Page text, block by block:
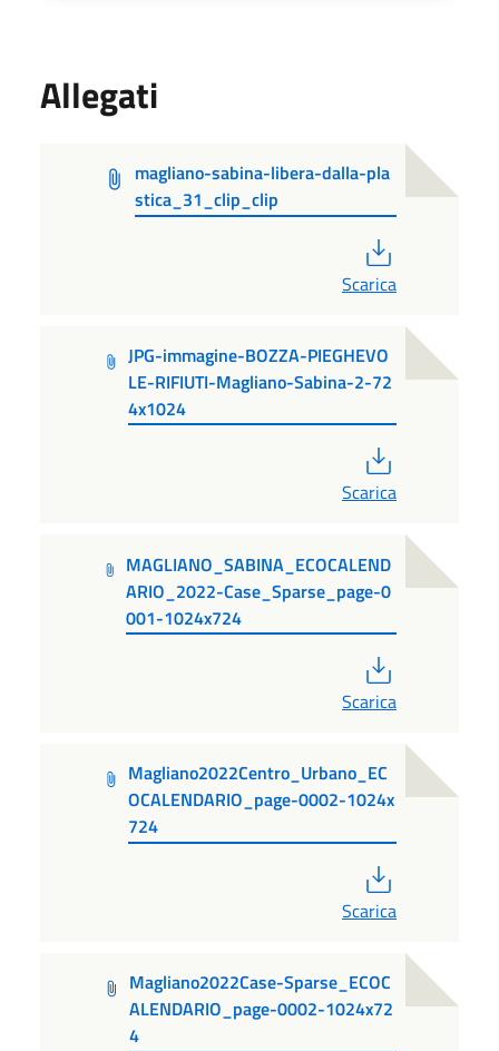
Allegati
magliano-sabina-libera-dalla-pla
stica_31_clip_clip
Scarica
JPG-immagine-BOZZA-PIEGHEVO
LE-RIFIUTI-Magliano-Sabina-2-72
4x1024
Scarica
MAGLIANO_SABINA_ECOCALEND
ARIO_2022-Case_Sparse_page-0
001-1024x724
Scarica
Magliano2022Centro_Urbano_EC
OCALENDARIO_page-0002-1024x
724
Scarica
Magliano2022Case-Sparse_ECOC
ALENDARIO_page-0002-1024x72
4